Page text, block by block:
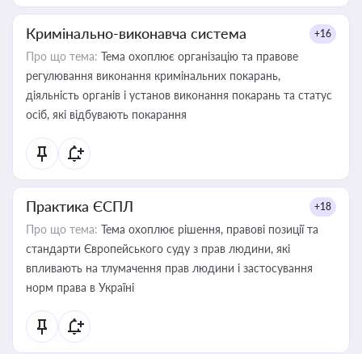
Кримінально-виконавча система +16
Про що тема: Тема охоплює організацію та правове
регулювання виконання кримінальних покарань,
діяльність органів і установ виконання покарань та статус
осіб, які відбувають покарання
Практика ЄСПЛ +18
Про що тема: Тема охоплює рішення, правові позиції та
стандарти Європейського суду з прав людини, які
впливають на тлумачення прав людини і застосування
норм права в Україні